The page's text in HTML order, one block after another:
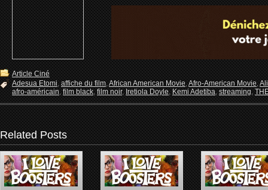
Article Ciné
Adesua Etomi,affiche du film,African American Movie,Afro-American Movie,
afro-américain,film black,film noir,Iretiola Doyle,Kemi Adetiba,streaming,
Related Posts